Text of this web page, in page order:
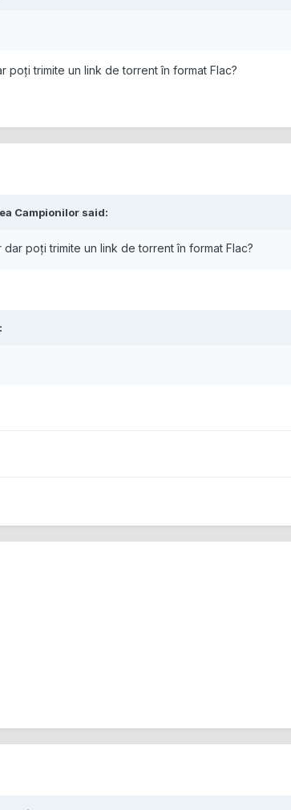
poți trimite un link de torrent în format Flac?
Campionilor said:
poți trimite un link de torrent în format Flac?